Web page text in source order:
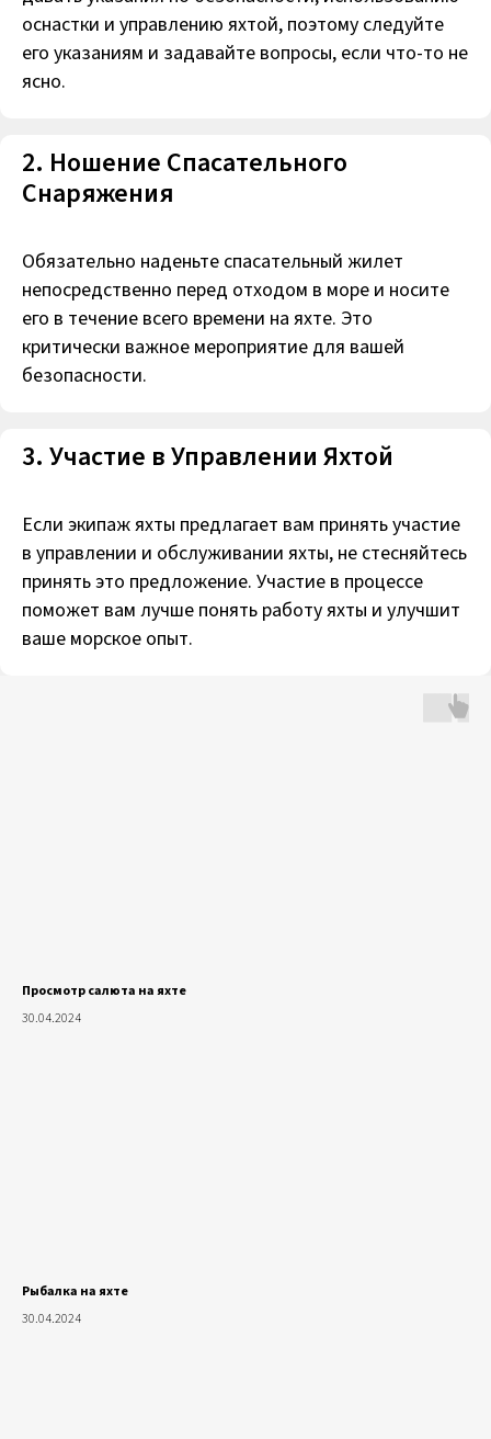
оснастки и управлению яхтой, поэтому следуйте
его указаниям и задавайте вопросы, если что-то не
ясно.
2. Ношение Спасательного
Снаряжения
Обязательно наденьте спасательный жилет
непосредственно перед отходом в море и носите
его в течение всего времени на яхте. Это
критически важное мероприятие для вашей
безопасности.
3. Участие в Управлении Яхтой
Если экипаж яхты предлагает вам принять участие
в управлении и обслуживании яхты, не стесняйтесь
принять это предложение. Участие в процессе
поможет вам лучше понять работу яхты и улучшит
ваше морское опыт.
Просмотр салюта на яхте
30.04.2024
Рыбалка на яхте
30.04.2024